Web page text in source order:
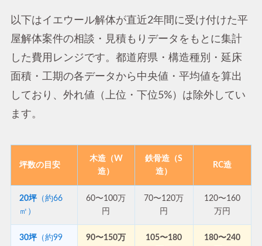
以下はイエウール解体が直近2年間に受け付けた平
屋解体案件の相談・見積もりデータをもとに集計
した費用レンジです。都道府県・構造種別・延床
面積・工期の各データから中央値・平均値を算出
しており、外れ値（上位・下位5%）は除外してい
ます。
坪数の目安
木造（W
造）
鉄骨造（S
造）
RC造
20坪（約66
㎡）
60〜100万
円
70〜120万
円
120〜160
万円
30坪（約99
90〜150万
105〜180
180〜240